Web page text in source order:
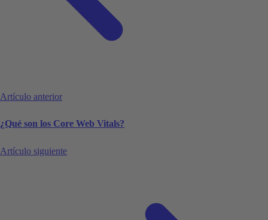
Artículo anterior
¿Qué son los Core Web Vitals?
Artículo siguiente